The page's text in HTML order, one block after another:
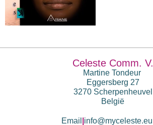
Celeste Comm. V.
Martine Tondeur
Eggersberg 27
3270 Scherpenheuvel
België
Email info@myceleste.eu